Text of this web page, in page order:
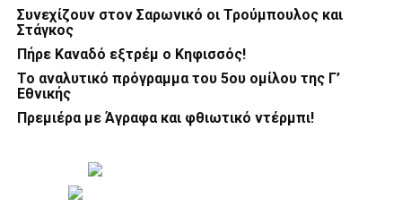
Συνεχίζουν στον Σαρωνικό οι Τρούμπουλος και
Στάγκος
Πήρε Καναδό εξτρέμ ο Κηφισσός!
Το αναλυτικό πρόγραμμα του 5ου ομίλου της Γ’
Εθνικής
Πρεμιέρα με Άγραφα και φθιωτικό ντέρμπι!